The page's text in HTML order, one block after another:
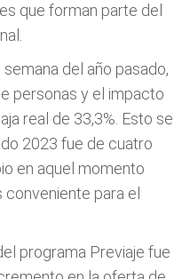
que forman parte del
del año pasado,
personas y el impacto
real de 33,3%. Esto se
2023 fue de cuatro
en aquel momento
para el
programa Previaje fue